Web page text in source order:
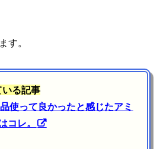
す。
いる記事
使って良かったと感じたアミ
コレ。